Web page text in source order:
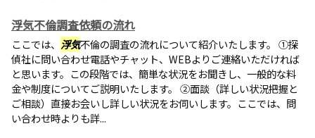
浮気不倫調査依頼の流れ
ここでは、 浮気不倫の調査の流れについて紹介いたします。 ①探
偵社に問い合わせ電話やチャット、WEBよりご連絡いただければ
と思います。この段階では、簡単な状況をお聞きし、一般的な料
金や制度についてご説明いたします。 ②面談（詳しい状況把握と
ご相談）直接お会いし詳しい状況をお伺いします。ここでは、問
い合わせ時よりも詳...